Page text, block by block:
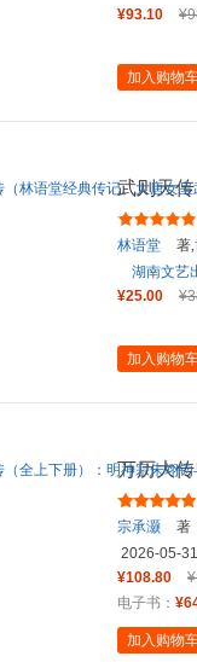
¥93.10
加入购物
武则天
则天传
林语堂 著,
湖南文艺
¥25.00
加入购物
万历大
文官集
宗承灏
著
2026-05-31
¥108.80
电子书：
加入购物